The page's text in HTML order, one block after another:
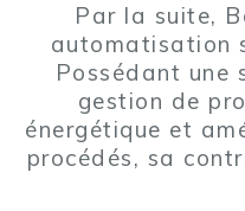
Par la suite,
automatisation
Possédant une
gestion de
énergétique et
procédés, sa